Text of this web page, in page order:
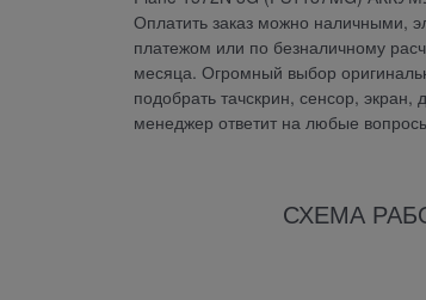
Оплатить заказ можно наличными,
платежом или по безналичному
месяца. Огромный выбор
подобрать тачскрин, сенсор,
менеджер ответит на любые
СХЕМА